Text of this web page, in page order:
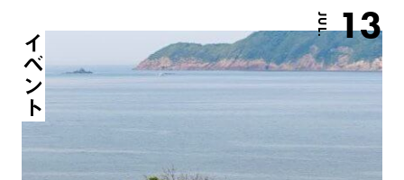
JUL. 13
イベント